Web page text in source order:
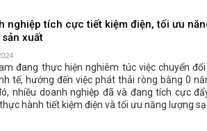
nghiệp tích cực tiết kiệm điện, tối ưu
xuất
đang thực hiện nghiêm túc việc chuyển
tế, hướng đến việc phát thải ròng bằng 0
nhiều doanh nghiệp đã và đang tích cực
hành tiết kiệm điện và tối ưu năng lượng